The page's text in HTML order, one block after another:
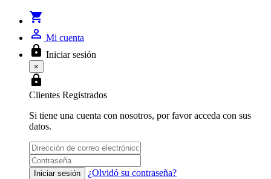
shopping_cart
person_outline Mi cuenta
lock Iniciar sesión
×
lock
Clientes Registrados
Si tiene una cuenta con nosotros, por favor acceda con sus
datos.
Iniciar sesión ¿Olvidó su contraseña?